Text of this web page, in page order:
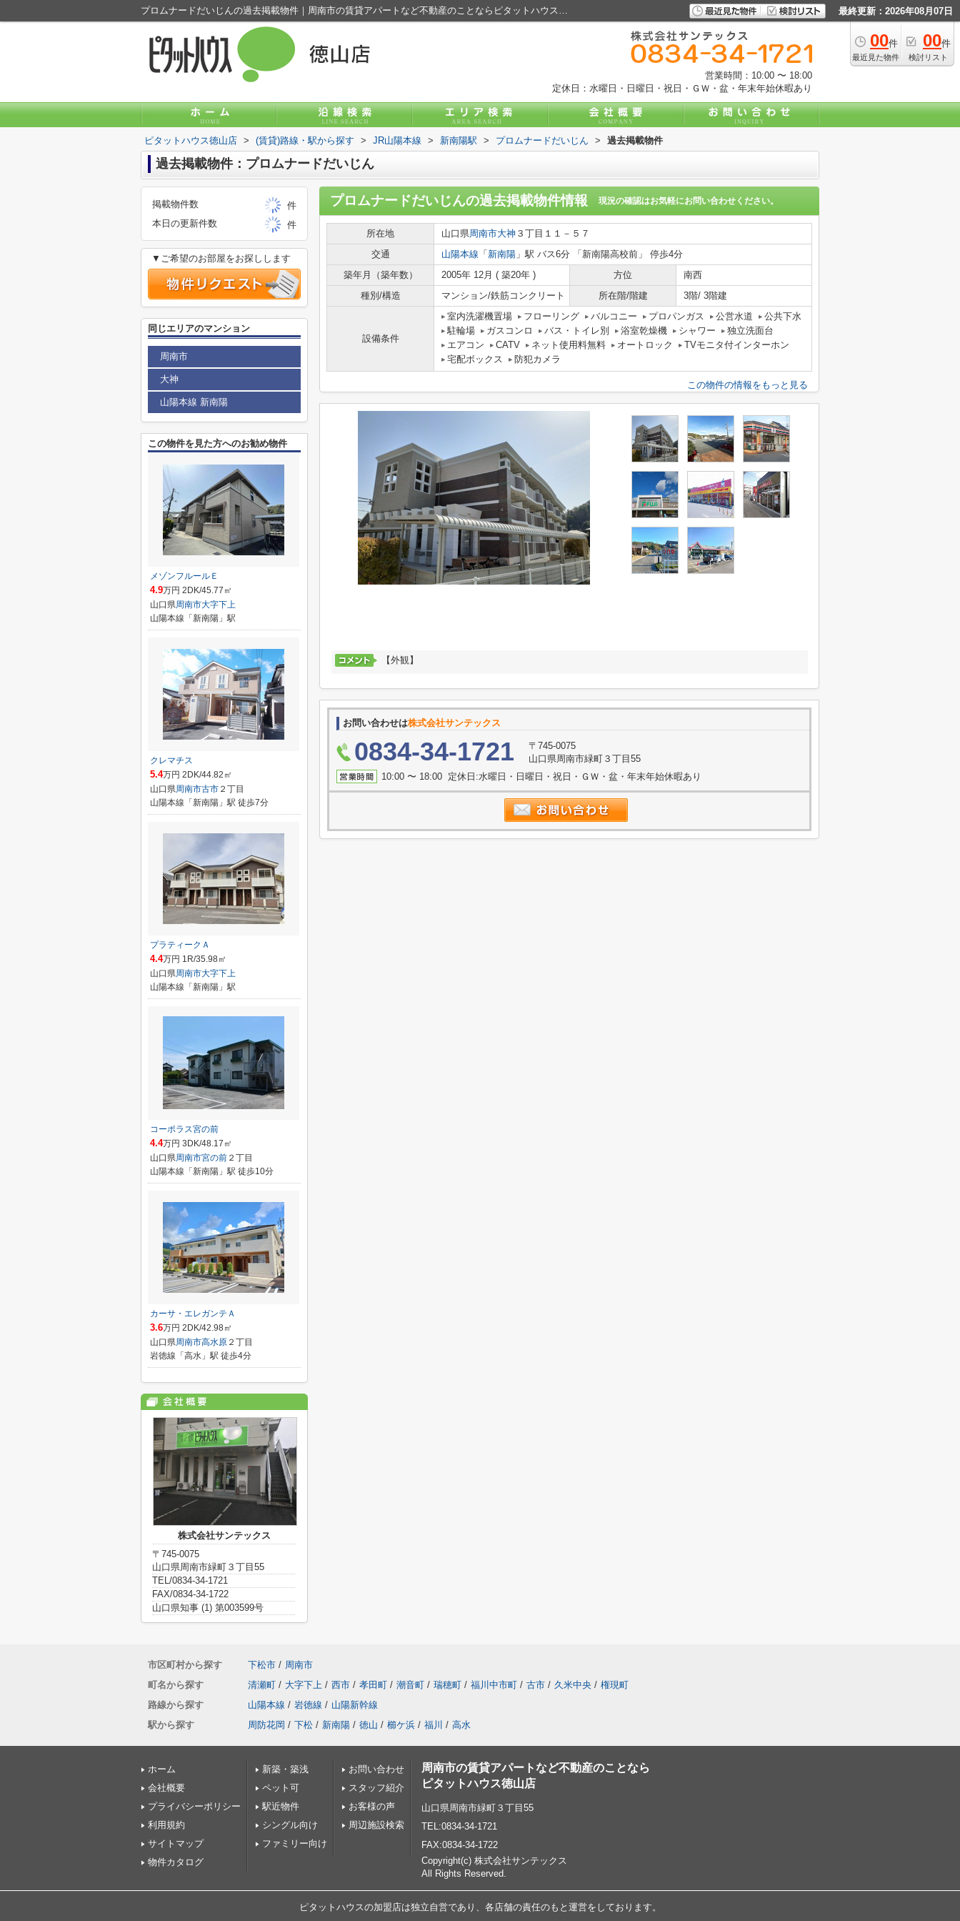
プロムナードだいじんの過去掲載物件｜周南市の賃貸アパートなど不動産のことならピタットハウス徳山店 最終更新：2026年08月07日
00件
最近見た物件
00件
検討リスト
営業時間：10:00 〜 18:00
定休日：水曜日・日曜日・祝日・ＧＷ・盆・年末年始休暇あり
ピタットハウス徳山店 > (賃貸)路線・駅から探す > JR山陽本線 > 新南陽駅 > プロムナードだいじん > 過去掲載物件
過去掲載物件：プロムナードだいじん
プロムナードだいじんの過去掲載物件情報 現況の確認はお気軽にお問い合わせください。
所在地 山口県周南市大神 ３丁目１１－５７
交通
山陽本線 「 新南陽 」駅 バス6分 「新南陽高校前」 停歩4分
築年月（築年数）
2005年 12月 ( 築20年 ) 方位
南西
種別/構造
マンション/鉄筋コンクリート 所在階/階建 3階/ 3階建
設備条件
室内洗濯機置場 フローリング バルコニー プロパンガス 公営水道
公共下水
駐輪場
ガスコンロ バス・トイレ別 浴室乾燥機 シャワー
独立洗面台
エアコン
CATV ネット使用料無料 オートロック
TVモニタ付インターホン
宅配ボックス
防犯カメラ
この物件の情報をもっと見る
【外観】
お問い合わせは株式会社サンテックス
0834-34-1721
〒745-0075
山口県周南市緑町３丁目55
10:00 〜 18:00 定休日:水曜日・日曜日・祝日・ＧＷ・盆・年末年始休暇あり
掲載物件数
件
本日の更新件数
件
▼ご希望のお部屋をお探しします
同じエリアのマンション
周南市
大神
山陽本線 新南陽
この物件を見た方へのお勧め物件
メゾンフルールＥ
4.9万円 2DK/45.77㎡
山口県周南市大字下上
山陽本線「新南陽」駅
クレマチス
5.4万円 2DK/44.82㎡
山口県周南市古市 ２丁目
山陽本線「新南陽」駅 徒歩7分
プラティークＡ
4.4万円 1R/35.98㎡
山口県周南市大字下上
山陽本線「新南陽」駅
コーポラス宮の前
4.4万円 3DK/48.17㎡
山口県周南市宮の前 ２丁目
山陽本線「新南陽」駅 徒歩10分
カーサ・エレガンテＡ
3.6万円 2DK/42.98㎡
山口県周南市高水原 ２丁目
岩徳線「高水」駅 徒歩4分
株式会社サンテックス
〒745-0075
山口県周南市緑町３丁目55
TEL/0834-34-1721
FAX/0834-34-1722
山口県知事 (1) 第003599号
市区町村から探す 下松市 / 周南市
町名から探す
清瀬町 / 大字下上 / 西市 / 孝田町 / 潮音町 / 瑞穂町 / 福川中市町 / 古市 / 久米中央 / 権現町
路線から探す
山陽本線 / 岩徳線 / 山陽新幹線
駅から探す
周防花岡 / 下松 / 新南陽 / 徳山 / 櫛ケ浜 / 福川 / 高水
ホーム
会社概要
プライバシーポリシー
利用規約
サイトマップ
物件カタログ
新築・築浅
ペット可
駅近物件
シングル向け
ファミリー向け
お問い合わせ
スタッフ紹介
お客様の声
周辺施設検索
周南市の賃貸アパートなど不動産のことなら
ピタットハウス徳山店
山口県周南市緑町３丁目55
TEL:0834-34-1721
FAX:0834-34-1722
Copyright(c) 株式会社サンテックス
All Rights Reserved.
ピタットハウスの加盟店は独立自営であり、各店舗の責任のもと運営をしております。